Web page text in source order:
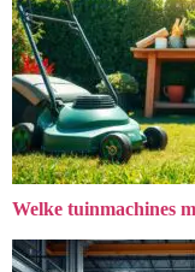
Welke tuinmachines